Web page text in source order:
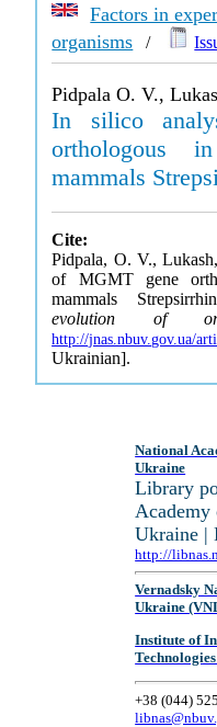
Factors in
organisms /
Pidpala O. V.,
In silico
orthologous
mammals
Cite:
Pidpala, O. V.,
of MGMT gene
mammals
evolution of
http://jnas.nbuv.gov.ua/
Ukrainian].
National
Ukraine
Library
Academy
Ukraine |
http://
Vernadsky
Ukraine
Institute of
+38 (044)